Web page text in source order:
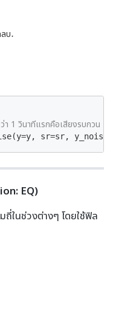
ลบ
า 1 วินาทีแรกคือเสียงรบกวน
sr=sr,
EQ)
ถี่ในช่วงต่างๆ โดยใช้ฟิล